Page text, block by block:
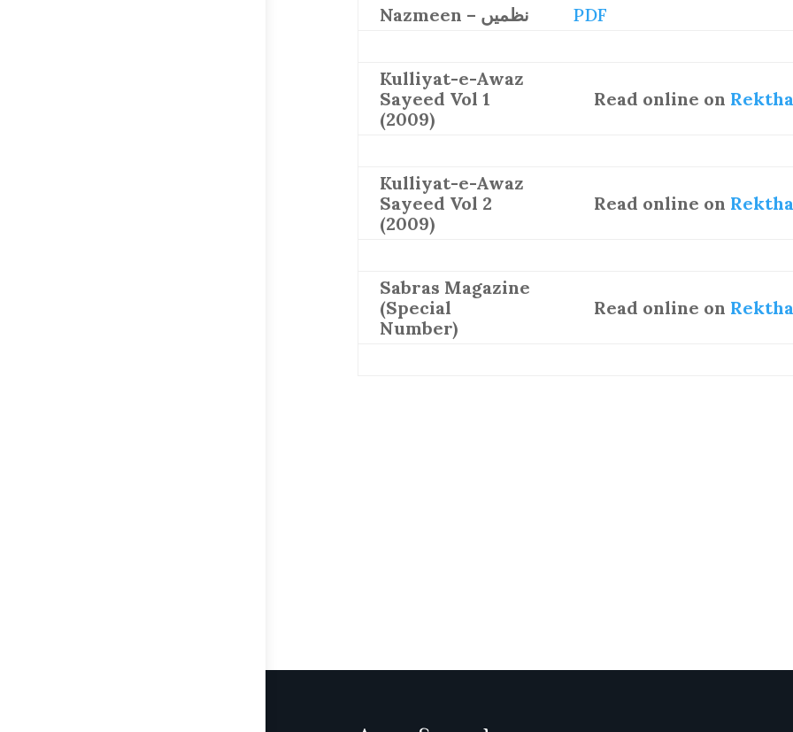
Nazmeen – نظمیں PDF
Kulliyat-e-Awaz
Sayeed Vol 1
(2009)
Read online on
Kulliyat-e-Awaz
Sayeed Vol 2
(2009)
Read online on
Sabras Magazine
(Special
Number)
Read online on